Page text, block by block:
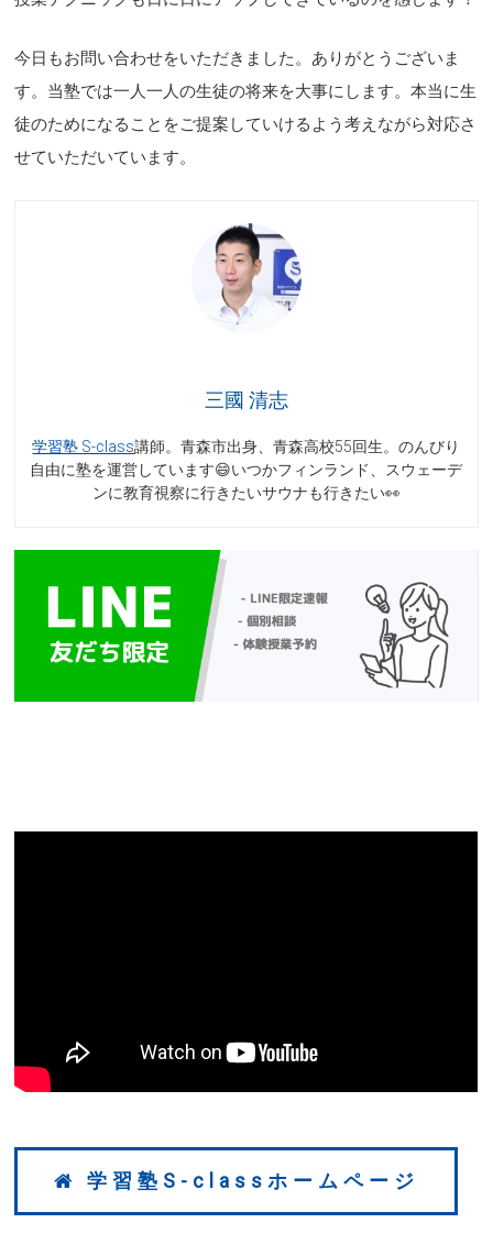
今日もお問い合わせをいただきました。ありがとうございま
す。当塾では一人一人の生徒の将来を大事にします。本当に生
徒のためになることをご提案していけるよう考えながら対応さ
せていただいています。
三國 清志
学習塾 S-class講師。青森市出身、青森高校55回生。のんびり
自由に塾を運営しています😄いつかフィンランド、スウェーデ
ンに教育視察に行きたいサウナも行きたい👀
学習塾S-classホームページ